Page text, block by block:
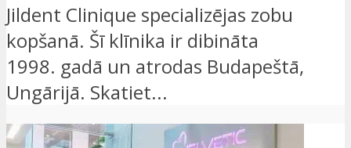
Jildent Clinique specializējas zobu
kopšanā. Šī klīnika ir dibināta
1998. gadā un atrodas Budapeštā,
Ungārijā. Skatiet...